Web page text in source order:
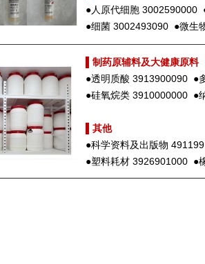
●人原代细胞 3002590000
●细菌 3002493090 ●微生
制药原辅料及大健康原料
●透明质酸 3913900090 ●
●硅氧烷类 3910000000 ●
其他
●科学资料及出版物
●塑料耗材 3926901000 ●